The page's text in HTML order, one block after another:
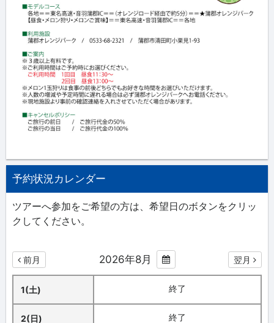
予約状況カレンダー
ツアーへ参加をご希望の方は、希望日のボタンをクリッ
クしてください。
前月 2026年8月 翌月
1(土) 終了
2(日) 終了